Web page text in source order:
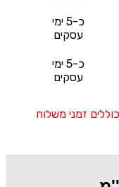
כ-5 ימי
עסקים
כ-5 ימי
עסקים
זמני משלוח